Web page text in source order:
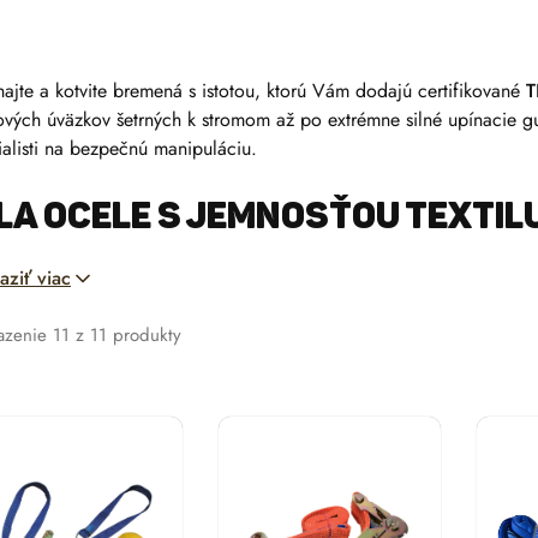
a kotvite bremená s istotou, ktorú Vám dodajú certifikované
úväzkov šetrných k stromom až po extrémne silné upínacie
na bezpečnú manipuláciu.
ocele s jemnosťou
a arboristike často nastáva situácia, kedy oceľové lano
prostriedky sú ľahké, nehrdzavejú a predovšetkým –
ponuku delíme na dve hlavné skupiny podľa účelu použitia.
a kotvenie
bremeno zdvihnúť (žeriavom, hydraulickou rukou)
nekonečné slučky
(rundslingy). Sú vyrobené podľa
viac
11 z 11 produkty